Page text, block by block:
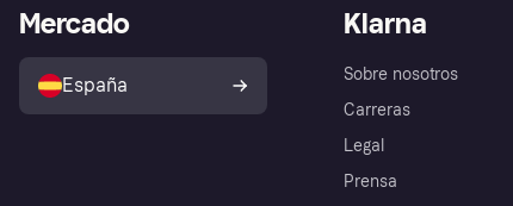
Klarna
Sobre nosotros
Carreras
Legal
Prensa
Mercado
España